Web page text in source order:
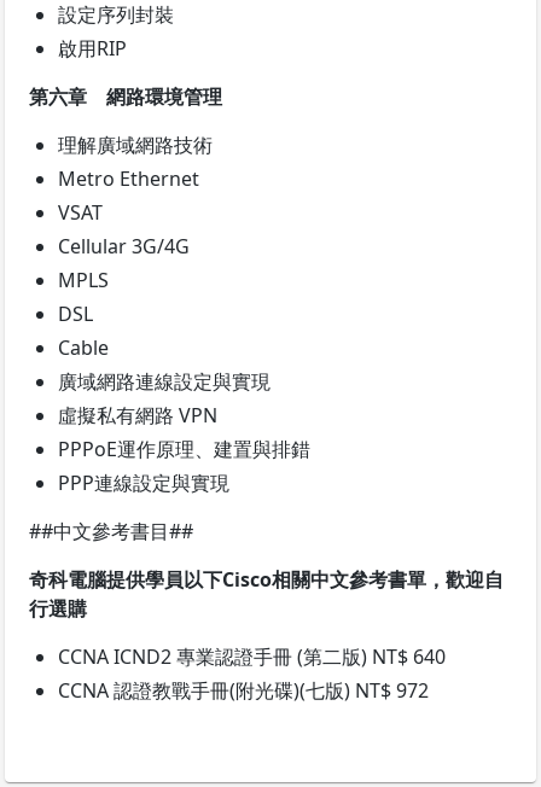
設定序列封裝
啟用RIP
第六章 網路環境管理
理解廣域網路技術
Metro Ethernet
VSAT
Cellular 3G/4G
MPLS
DSL
Cable
廣域網路連線設定與實現
虛擬私有網路 VPN
PPPoE運作原理、建置與排錯
PPP連線設定與實現
##中文參考書目##
奇科電腦提供學員以下Cisco相關中文參考書單，歡迎自
行選購
CCNA ICND2 專業認證手冊 (第二版) NT$ 640
CCNA 認證教戰手冊(附光碟)(七版) NT$ 972